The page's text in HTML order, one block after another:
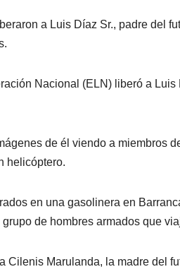
a Luis Díaz Sr., padre del
Nacional (ELN) liberó a
de él viendo a miembros
helicóptero.
en una gasolinera en
de hombres armados que
Cilenis Marulanda, la madre del